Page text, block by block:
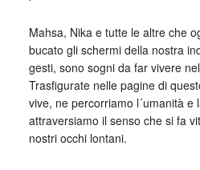
Mahsa, Nika e tutte le altre che
bucato gli schermi della nostra
gesti, sono sogni da far vivere
Trasfigurate nelle pagine di
vive, ne percorriamo l´umanità e
attraversiamo il senso che si fa
nostri occhi lontani.